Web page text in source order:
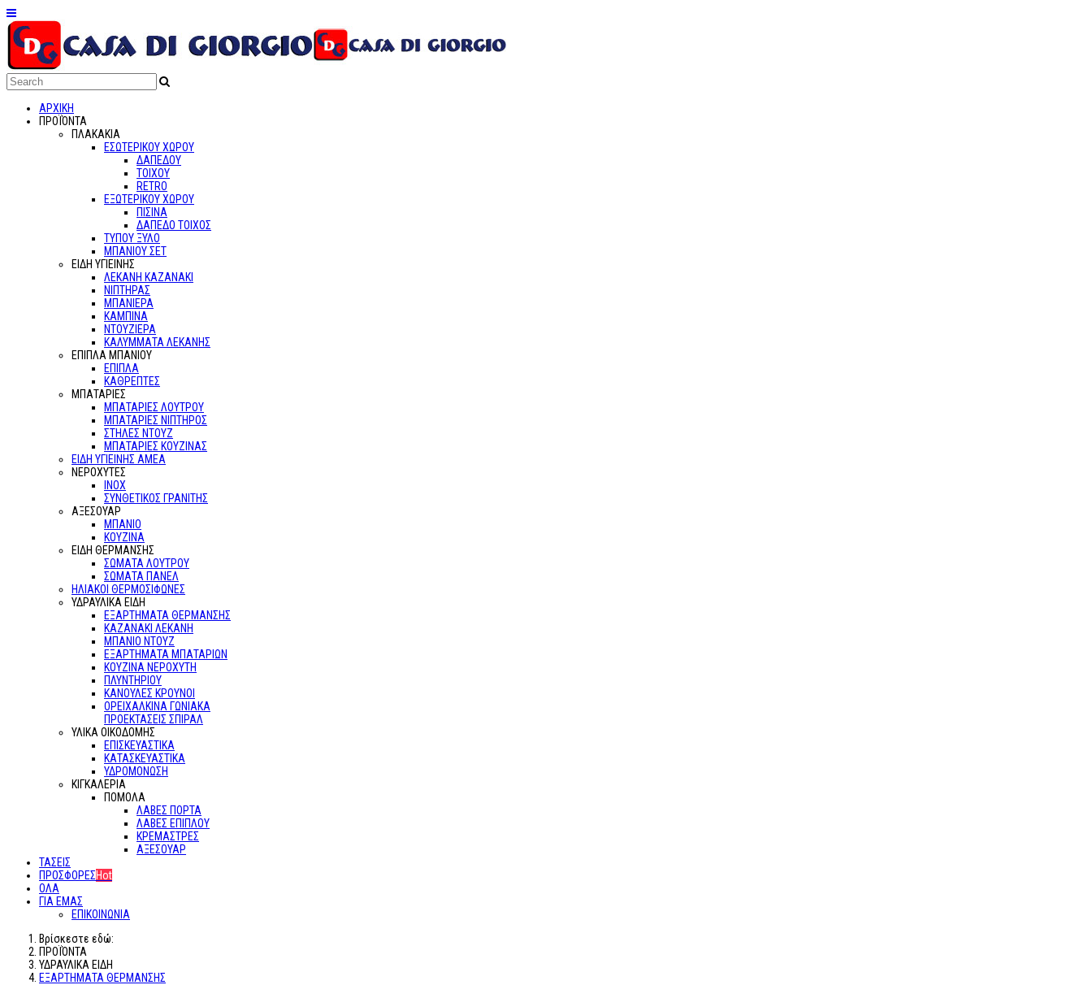
ΑΡΧΙΚΗ
ΠΡΟΪΌΝΤΑ
ΠΛΑΚΑΚΙΑ
ΕΣΩΤΕΡΙΚΟΥ ΧΩΡΟΥ
ΔΑΠΕΔΟΥ
ΤΟΙΧΟΥ
RETRO
ΕΞΩΤΕΡΙΚΟΥ ΧΩΡΟΥ
ΠΙΣΙΝΑ
ΔΑΠΕΔΟ ΤΟΙΧΟΣ
ΤΥΠΟΥ ΞΥΛΟ
ΜΠΑΝΙΟΥ ΣΕΤ
ΕΙΔΗ ΥΓΙΕΙΝΗΣ
ΛΕΚΑΝΗ ΚΑΖΑΝΑΚΙ
ΝΙΠΤΗΡΑΣ
ΜΠΑΝΙΕΡΑ
ΚΑΜΠΙΝΑ
ΝΤΟΥΖΙΕΡΑ
ΚΑΛΥΜΜΑΤΑ ΛΕΚΑΝΗΣ
ΕΠΙΠΛΑ ΜΠΑΝΙΟΥ
ΕΠΙΠΛΑ
ΚΑΘΡΕΠΤΕΣ
ΜΠΑΤΑΡΙΕΣ
ΜΠΑΤΑΡΙΕΣ ΛΟΥΤΡΟΥ
ΜΠΑΤΑΡΙΕΣ ΝΙΠΤΗΡΟΣ
ΣΤΗΛΕΣ ΝΤΟΥΖ
ΜΠΑΤΑΡΙΕΣ ΚΟΥΖΙΝΑΣ
ΕΙΔΗ ΥΓΙΕΙΝΗΣ ΑΜΕΑ
ΝΕΡΟΧΥΤΕΣ
ΙΝΟΧ
ΣΥΝΘΕΤΙΚΟΣ ΓΡΑΝΙΤΗΣ
ΑΞΕΣΟΥΑΡ
ΜΠΑΝΙΟ
ΚΟΥΖΙΝΑ
ΕΙΔΗ ΘΕΡΜΑΝΣΗΣ
ΣΩΜΑΤΑ ΛΟΥΤΡΟΥ
ΣΩΜΑΤΑ ΠΑΝΕΛ
ΗΛΙΑΚΟΙ ΘΕΡΜΟΣΙΦΩΝΕΣ
ΥΔΡΑΥΛΙΚΑ ΕΙΔΗ
ΕΞΑΡΤΗΜΑΤΑ ΘΕΡΜΑΝΣΗΣ
ΚΑΖΑΝΑΚΙ ΛΕΚΑΝΗ
ΜΠΑΝΙΟ ΝΤΟΥΖ
ΕΞΑΡΤΗΜΑΤΑ ΜΠΑΤΑΡΙΩΝ
ΚΟΥΖΙΝΑ ΝΕΡΟΧΥΤΗ
ΠΛΥΝΤΗΡΙΟΥ
ΚΑΝΟΥΛΕΣ ΚΡΟΥΝΟΙ
ΟΡΕΙΧΑΛΚΙΝΑ ΓΩΝΙΑΚΑ
ΠΡΟΕΚΤΑΣΕΙΣ ΣΠΙΡΑΛ
ΥΛΙΚΑ ΟΙΚΟΔΟΜΗΣ
ΕΠΙΣΚΕΥΑΣΤΙΚΑ
ΚΑΤΑΣΚΕΥΑΣΤΙΚΑ
ΥΔΡΟΜΟΝΩΣΗ
ΚΙΓΚΑΛΕΡΙΑ
ΠΟΜΟΛΑ
ΛΑΒΕΣ ΠΟΡΤΑ
ΛΑΒΕΣ ΕΠΙΠΛΟΥ
ΚΡΕΜΑΣΤΡΕΣ
ΑΞΕΣΟΥΑΡ
ΤΑΣΕΙΣ
ΠΡΟΣΦΟΡΕΣHot
ΟΛΑ
ΓΙΑ ΕΜΑΣ
ΕΠΙΚΟΙΝΩΝΙΑ
Βρίσκεστε εδώ:
ΠΡΟΪΌΝΤΑ
ΥΔΡΑΥΛΙΚΑ ΕΙΔΗ
ΕΞΑΡΤΗΜΑΤΑ ΘΕΡΜΑΝΣΗΣ